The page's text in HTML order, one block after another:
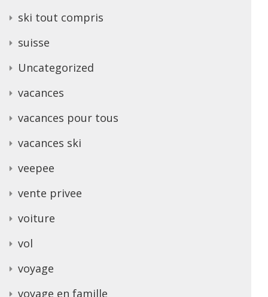
ski tout compris
suisse
Uncategorized
vacances
vacances pour tous
vacances ski
veepee
vente privee
voiture
vol
voyage
voyage en famille